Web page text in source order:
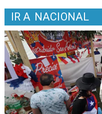
IR A NACIONAL